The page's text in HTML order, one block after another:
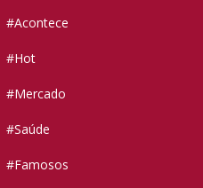
#Acontece
#Hot
#Mercado
#Saúde
#Famosos